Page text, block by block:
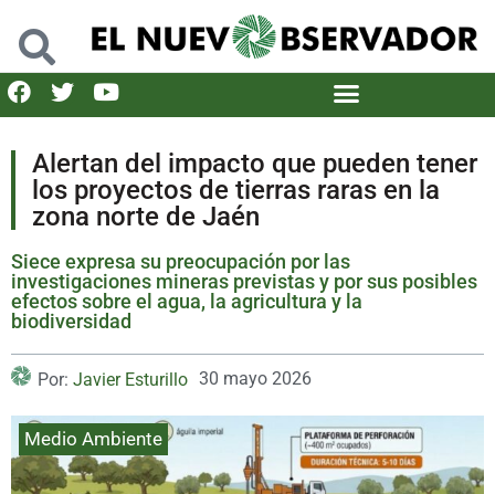
Alertan del impacto que pueden tener
los proyectos de tierras raras en la
zona norte de Jaén
Siece expresa su preocupación por las
investigaciones mineras previstas y por sus posibles
efectos sobre el agua, la agricultura y la
biodiversidad
Por: Javier Esturillo 30 mayo 2026
Medio Ambiente